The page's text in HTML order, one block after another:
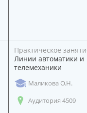
Практическое
Линии автоматики и
телемеханики
Маликова О.Н.
Аудитория 4509